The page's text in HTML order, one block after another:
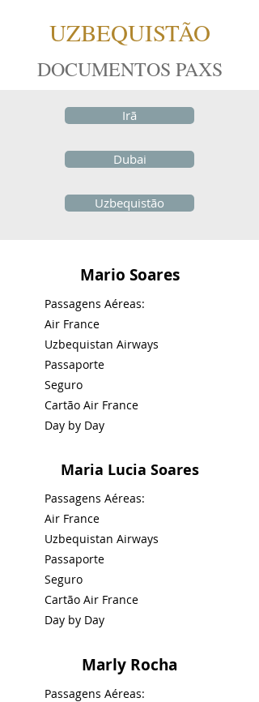
UZBEQUISTÃO
DOCUMENTOS PAXS
Irã
Dubai
Uzbequistão
Mario Soares
Passagens Aéreas:
Air France
Uzbequistan Airways
Passaporte
Seguro
Cartão Air France
Day by Day
Maria Lucia Soares
Passagens Aéreas:
Air France
Uzbequistan Airways
Passaporte
Seguro
Cartão Air France
Day by Day
Marly Rocha
Passagens Aéreas: